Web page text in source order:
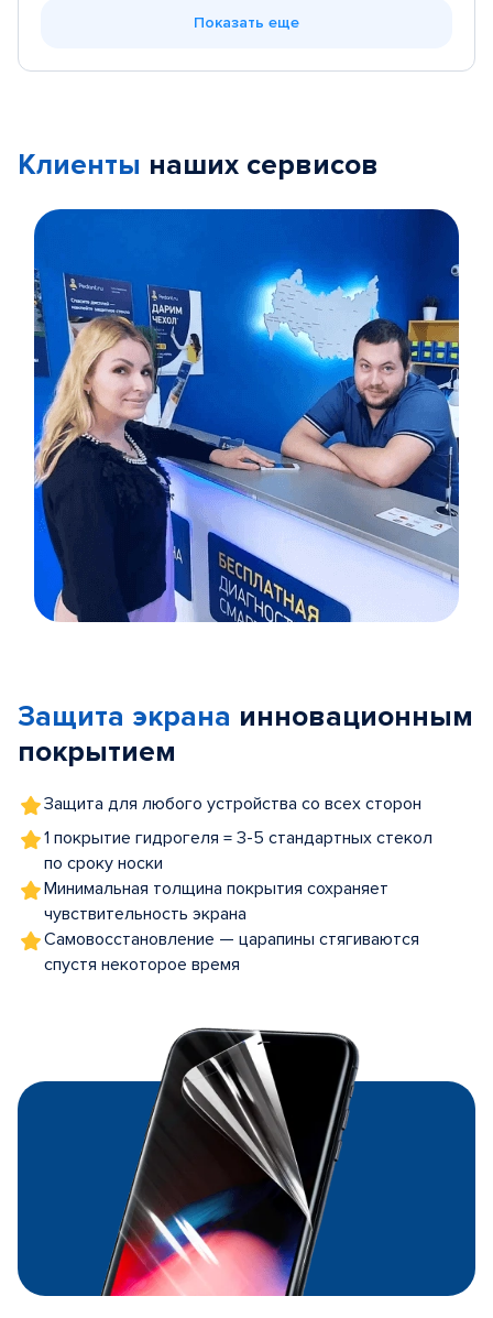
Показать еще
Клиенты наших сервисов
5
Защита экрана инновационным
покрытием
Защита для любого устройства со всех сторон
1 покрытие гидрогеля = 3-5 стандартных стекол
по сроку носки
Минимальная толщина покрытия сохраняет
чувствительность экрана
Самовосстановление — царапины стягиваются
спустя некоторое время